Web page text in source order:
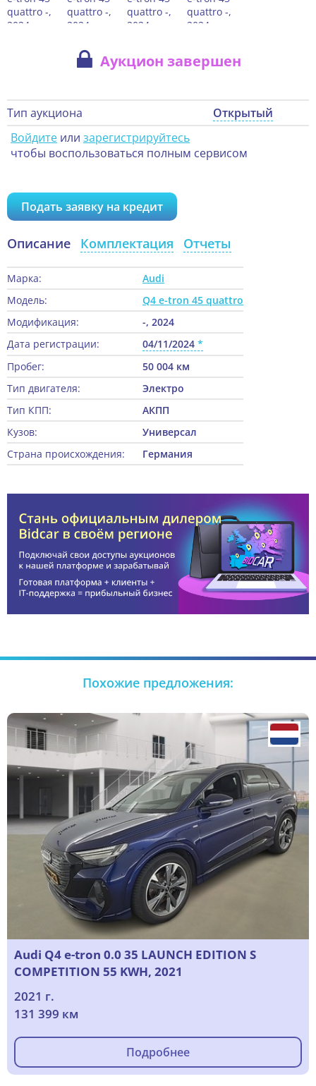
Аукцион завершен
Тип аукциона
Открытый
Войдите или зарегистрируйтесь
чтобы воспользоваться полным сервисом
Подать заявку на кредит
Описание Комплектация Отчеты
Марка:
Audi
Модель:
Q4 e-tron 45 quattro
Модификация:
-, 2024
Дата регистрации:
04/11/2024
Пробег:
50 004 км
Тип двигателя:
Электро
Тип КПП:
АКПП
Кузов:
Универсал
Страна происхождения:
Германия
Похожие предложения:
Audi Q4 e-tron 0.0 35 LAUNCH EDITION S
COMPETITION 55 KWH, 2021
2021 г.
131 399 км
Подробнее